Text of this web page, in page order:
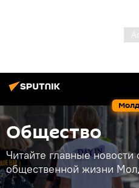
Общество
Читайте главные
общественной жизни